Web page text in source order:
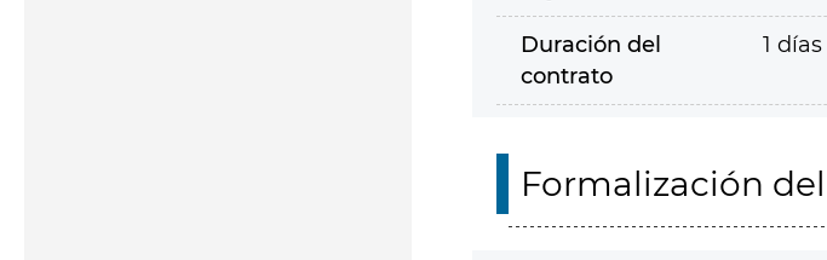
Duración del
contrato
1 días
Formalización